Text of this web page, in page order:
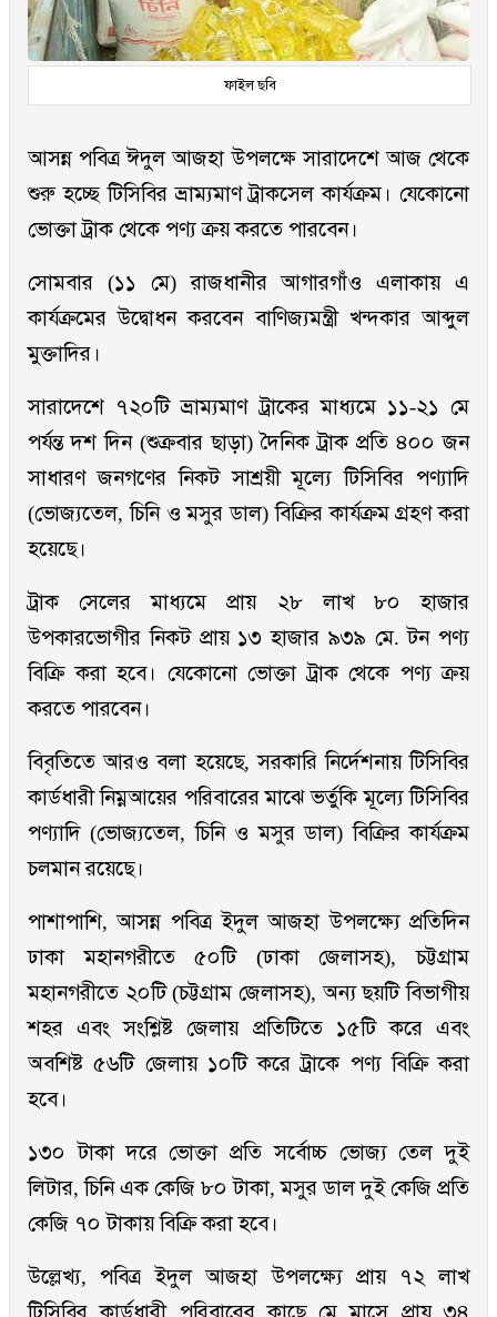
ফাইল ছবি
আসন্ন পবিত্র ঈদুল আজহা উপলক্ষে সারাদেশে আজ থেকে
শুরু হচ্ছে টিসিবির ভ্রাম্যমাণ ট্রাকসেল কার্যক্রম। যেকোনো
ভোক্তা ট্রাক থেকে পণ্য ক্রয় করতে পারবেন।
সোমবার (১১ মে) রাজধানীর আগারগাঁও এলাকায় এ
কার্যক্রমের উদ্বোধন করবেন বাণিজ্যমন্ত্রী খন্দকার আব্দুল
মুক্তাদির।
সারাদেশে ৭২০টি ভ্রাম্যমাণ ট্রাকের মাধ্যমে ১১-২১ মে
পর্যন্ত দশ দিন (শুক্রবার ছাড়া) দৈনিক ট্রাক প্রতি ৪০০ জন
সাধারণ জনগণের নিকট সাশ্রয়ী মূল্যে টিসিবির পণ্যাদি
(ভোজ্যতেল, চিনি ও মসুর ডাল) বিক্রির কার্যক্রম গ্রহণ করা
হয়েছে।
ট্রাক সেলের মাধ্যমে প্রায় ২৮ লাখ ৮০ হাজার
উপকারভোগীর নিকট প্রায় ১৩ হাজার ৯৩৯ মে. টন পণ্য
বিক্রি করা হবে। যেকোনো ভোক্তা ট্রাক থেকে পণ্য ক্রয়
করতে পারবেন।
বিবৃতিতে আরও বলা হয়েছে, সরকারি নির্দেশনায় টিসিবির
কার্ডধারী নিম্নআয়ের পরিবারের মাঝে ভর্তুকি মূল্যে টিসিবির
পণ্যাদি (ভোজ্যতেল, চিনি ও মসুর ডাল) বিক্রির কার্যক্রম
চলমান রয়েছে।
পাশাপাশি, আসন্ন পবিত্র ইদুল আজহা উপলক্ষ্যে প্রতিদিন
ঢাকা মহানগরীতে ৫০টি (ঢাকা জেলাসহ), চট্টগ্রাম
মহানগরীতে ২০টি (চট্টগ্রাম জেলাসহ), অন্য ছয়টি বিভাগীয়
শহর এবং সংশ্লিষ্ট জেলায় প্রতিটিতে ১৫টি করে এবং
অবশিষ্ট ৫৬টি জেলায় ১০টি করে ট্রাকে পণ্য বিক্রি করা
হবে।
১৩০ টাকা দরে ভোক্তা প্রতি সর্বোচ্চ ভোজ্য তেল দুই
লিটার, চিনি এক কেজি ৮০ টাকা, মসুর ডাল দুই কেজি প্রতি
কেজি ৭০ টাকায় বিক্রি করা হবে।
উল্লেখ্য, পবিত্র ইদুল আজহা উপলক্ষ্যে প্রায় ৭২ লাখ